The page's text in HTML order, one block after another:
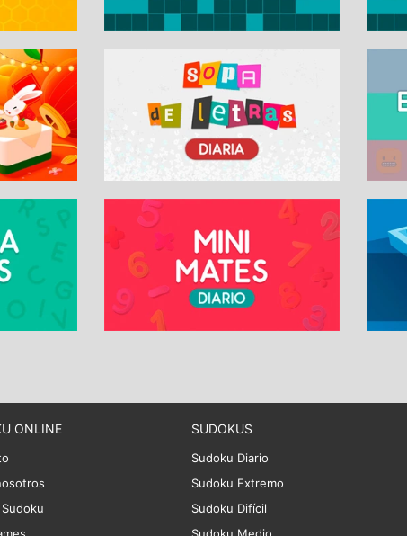
ONLINE SUDOKUS
Sudoku Diario
Sudoku Extremo
Sudoku Difícil